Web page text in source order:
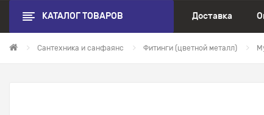
КАТАЛОГ ТОВАРОВ Доставка
Сантехника и санфаянс Фитинги (цветной металл)